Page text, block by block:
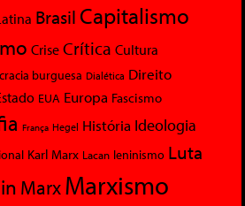
Brasil Capitalismo
Crise Crítica Cultura
burguesa Dialética Direito
EUA Europa Fascismo
França Hegel História Ideologia
Karl Marx Lacan leninismo Luta
MarxMarxismo